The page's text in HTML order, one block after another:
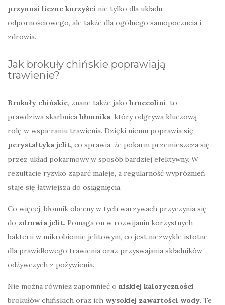
przynosi liczne korzyści nie tylko dla układu
odpornościowego, ale także dla ogólnego samopoczucia i
zdrowia.
Jak brokuły chińskie poprawiają
trawienie?
Brokuły chińskie, znane także jako broccolini, to
prawdziwa skarbnica błonnika, który odgrywa kluczową
rolę w wspieraniu trawienia. Dzięki niemu poprawia się
perystaltyka jelit, co sprawia, że pokarm przemieszcza się
przez układ pokarmowy w sposób bardziej efektywny. W
rezultacie ryzyko zaparć maleje, a regularność wypróżnień
staje się łatwiejsza do osiągnięcia.
Co więcej, błonnik obecny w tych warzywach przyczynia się
do zdrowia jelit. Pomaga on w rozwijaniu korzystnych
bakterii w mikrobiomie jelitowym, co jest niezwykle istotne
dla prawidłowego trawienia oraz przyswajania składników
odżywczych z pożywienia.
Nie można również zapomnieć o niskiej kaloryczności
brokułów chińskich oraz ich wysokiej zawartości wody. Te